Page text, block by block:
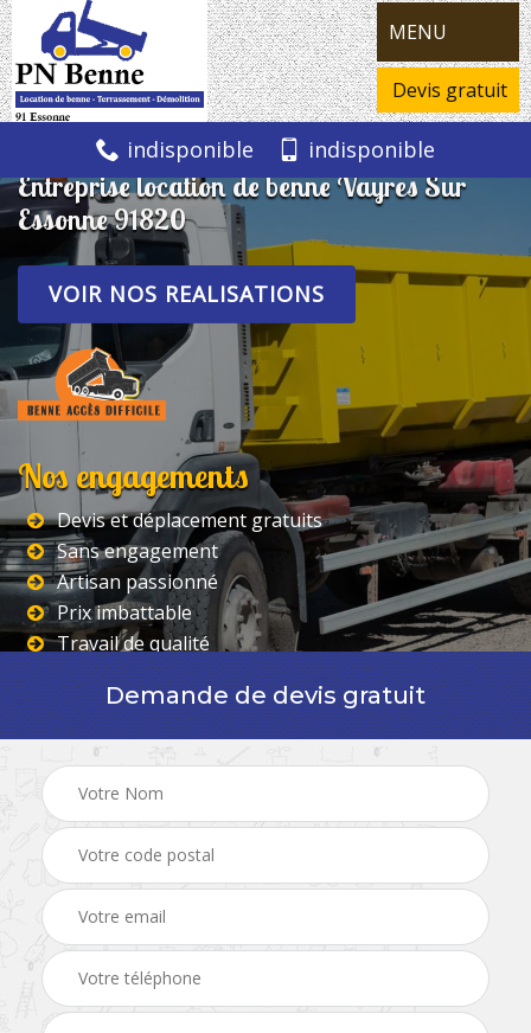
MENU
Devis gratuit
indisponible indisponible
Entreprise location de benne Vayres Sur
Essonne 91820
VOIR NOS REALISATIONS
Nos engagements
Devis et déplacement gratuits
Sans engagement
Artisan passionné
Prix imbattable
Travail de qualité
Demande de devis gratuit